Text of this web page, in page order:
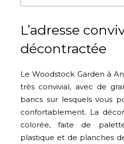
L’adresse
décontractée
Le Woodstock Garden à
très convivial, avec de
bancs sur lesquels vous
confortablement. La
colorée, faite de
plastique et de planches